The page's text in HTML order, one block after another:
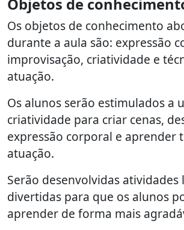
Objetos de
Os objetos de conhecimento
durante a aula são: expressão
improvisação, criatividade e
atuação.
Os alunos serão estimulados a
criatividade para criar cenas,
expressão corporal e aprender
atuação.
Serão desenvolvidas atividades
divertidas para que os alunos
aprender de forma mais